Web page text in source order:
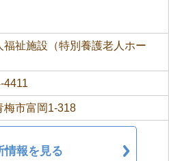
福祉施設（特別養護老人ホー
4411
梅市富岡1-318
情報を見る